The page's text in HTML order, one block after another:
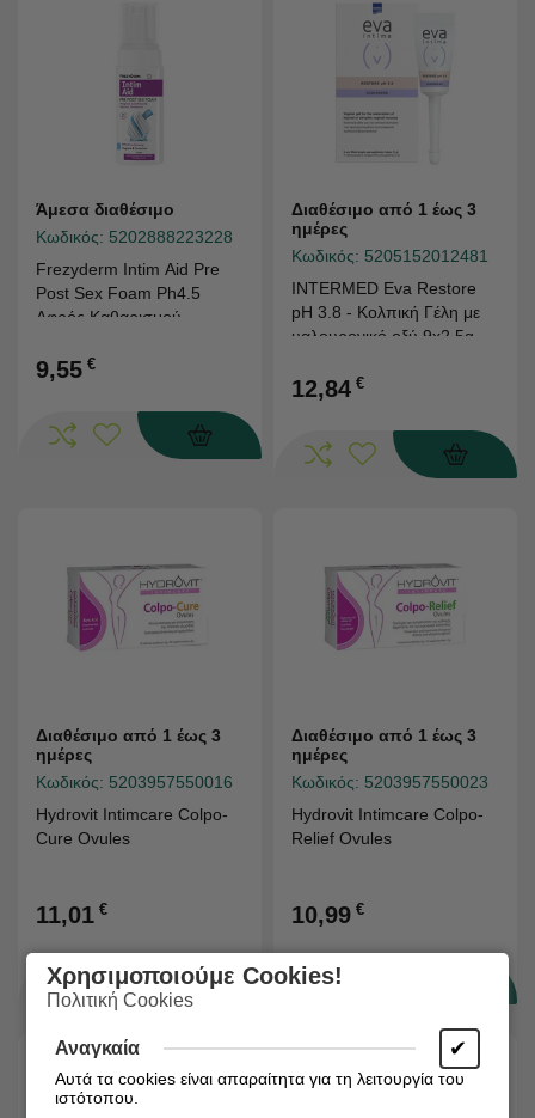
Άμεσα διαθέσιμο
Κωδικός: 5202888223228
Frezyderm Intim Aid Pre
Post Sex Foam Ph4.5
Αφρός Καθαρισμού
Έναρξη Σεξουαλικών
9,55 €
Διαθέσιμο από 1 έως 3
ημέρες
Κωδικός: 5205152012481
INTERMED Eva Restore
pH 3.8 - Κολπική Γέλη με
υαλουρονικό οξύ 9x2.5g
12,84 €
Διαθέσιμο από 1 έως 3
ημέρες
Κωδικός: 5203957550016
Hydrovit Intimcare Colpo-
Cure Ovules
11,01 €
Διαθέσιμο από 1 έως 3
ημέρες
Κωδικός: 5203957550023
Hydrovit Intimcare Colpo-
Relief Ovules
10,99 €
Χρησιμοποιούμε Cookies!
Πολιτική Cookies
Αναγκαία ✔
Αυτά τα cookies είναι απαραίτητα για τη λειτουργία του
ιστότοπου.